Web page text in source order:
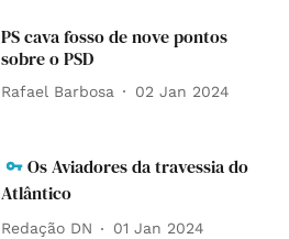
PS cava fosso de nove pontos
sobre o PSD
Rafael Barbosa 02 Jan 2024
Os Aviadores da travessia do
Atlântico
Redação DN 01 Jan 2024